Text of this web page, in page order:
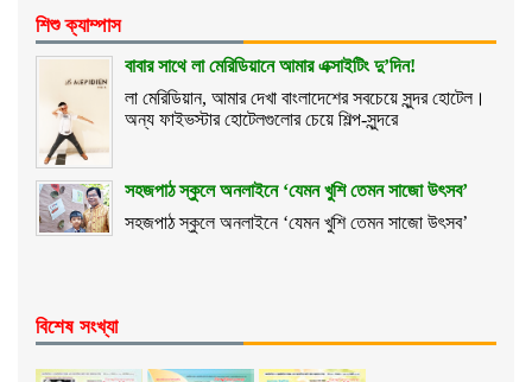
শিশু ক্যাম্পাস
বাবার সাথে লা মেরিডিয়ানে আমার এক্সাইটিং দু’দিন!
লা মেরিডিয়ান, আমার দেখা বাংলাদেশের সবচেয়ে সুন্দর হোটেল।
অন্য ফাইভস্টার হোটেলগুলোর চেয়ে শিল্প-সুন্দরে
সহজপাঠ স্কুলে অনলাইনে ‘যেমন খুশি তেমন সাজো উৎসব’
সহজপাঠ স্কুলে অনলাইনে ‘যেমন খুশি তেমন সাজো উৎসব’
বিশেষ সংখ্যা